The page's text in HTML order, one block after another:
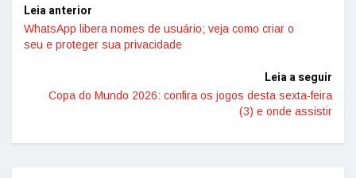
Leia anterior
WhatsApp libera nomes de usuário; veja como criar o
seu e proteger sua privacidade
Leia a seguir
Copa do Mundo 2026: confira os jogos desta sexta-feira
(3) e onde assistir